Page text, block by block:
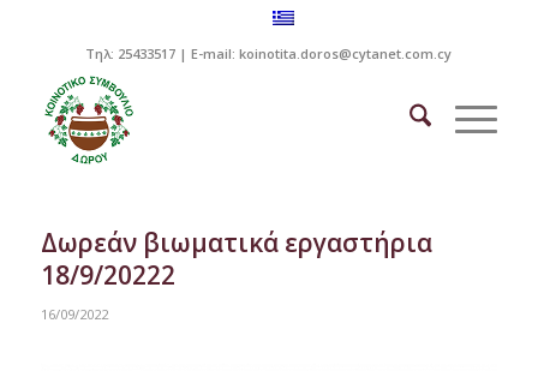
Τηλ: 25433517 | E-mail:koinotita.doros@cytanet.com.cy
Δωρεάν βιωματικά εργαστήρια
18/9/20222
16/09/2022